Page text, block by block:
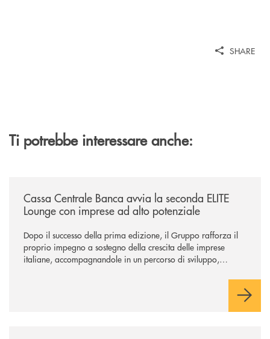
SHARE
Ti potrebbe interessare anche:
Cassa Centrale Banca avvia la seconda ELITE
Lounge con imprese ad alto potenziale
Dopo il successo della prima edizione, il Gruppo rafforza il
proprio impegno a sostegno della crescita delle imprese
italiane, accompagnandole in un percorso di sviluppo,